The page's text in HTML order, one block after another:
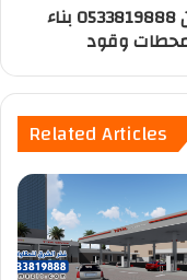
مقاول بناء محطات وقود في جازان 0533819888 بناء
وقود
Related Articles